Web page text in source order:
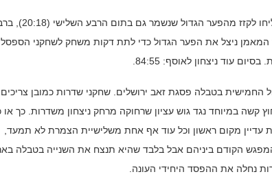
בפתיחת המחצית השנייה המקומיים לחצו יותר את שדרות אבל לא הצליחו לקזז מהפער
המאמן ניצל את הפער הגדול כדי לתת דקות משחק לשחקני הספסל
החמישית בטבלה פסגת זאב ירושלים. שחקני שדרות כמובן צריכים
במיוחד נגד גוש עציון שרחוקה מרחק ניצחון משדרות. כך או
עדיין מקום ראשון וכל עוד אף אחת משלישיית הצמרת לא תמעד,
הקודם ביניהם אבל בלבד שהיא תנצח את השנייה בטבלה
נחלה את ההפסד היחידי העונה.